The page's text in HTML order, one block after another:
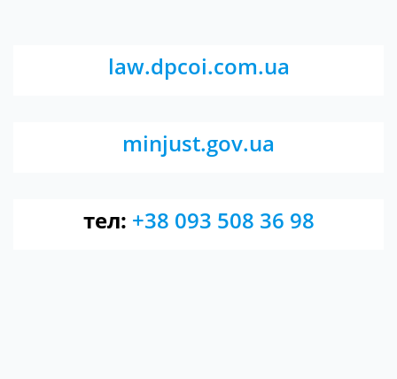
law.dpcoi.com.ua
minjust.gov.ua
тел: +38 093 508 36 98